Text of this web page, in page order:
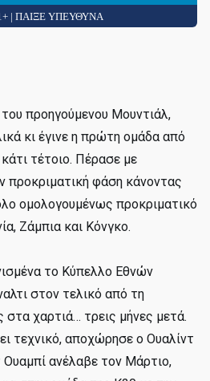
| ΠΑΙΞΕ ΥΠΕΥΘΥΝΑ
προηγούμενου Μουντιάλ,
κι έγινε η πρώτη ομάδα από
τέτοιο. Πέρασε με
προκριματική φάση κάνοντας
ομολογουμένως προκριματικό
Ζάμπια και Κόνγκο.
το Κύπελλο Εθνών
στον τελικό από τη
χαρτιά… τρεις μήνες μετά.
τεχνικό, αποχώρησε ο Ουαλίντ
ανέλαβε τον Μάρτιο,